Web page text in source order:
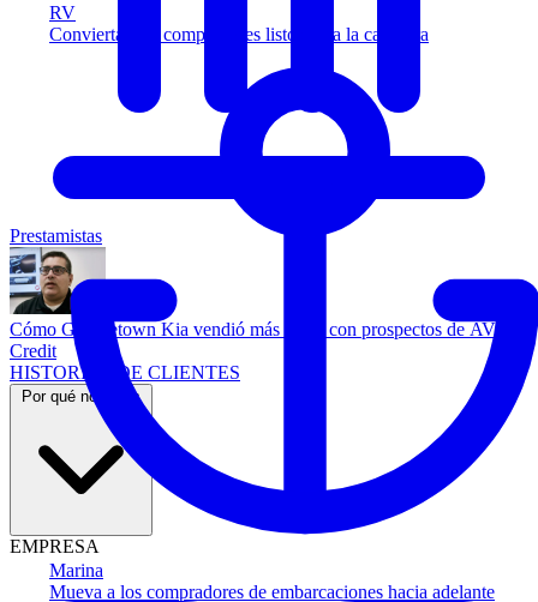
RV
Convierta más compradores listos para la carretera
Marina
Mueva a los compradores de embarcaciones hacia adelante
Prestamistas
Cómo Georgetown Kia vendió más autos con prospectos de AVA
Credit
HISTORIAS DE CLIENTES
Por qué nosotros
EMPRESA